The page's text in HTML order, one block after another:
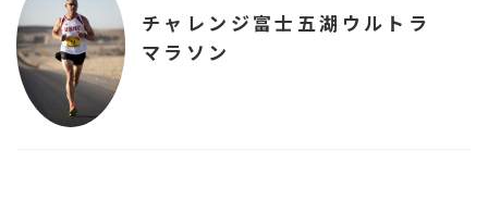
チャレンジ富士五湖ウルトラ
マラソン